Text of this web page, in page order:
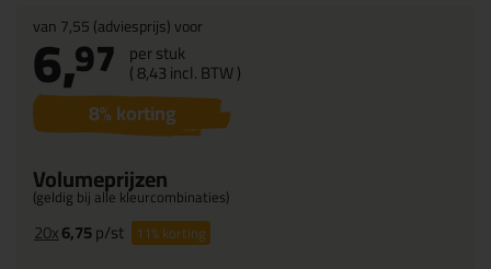
van7,55(adviesprijs) voor
6,97 per stuk
(8,43incl. BTW )
8% korting
Volumeprijzen
(geldig bij alle kleurcombinaties)
20x6,75p/st 11%korting